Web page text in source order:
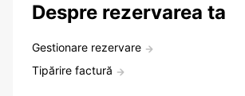
Despre rezervarea ta
Gestionare rezervare
Tipărire factură